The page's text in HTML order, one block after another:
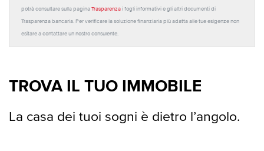
potrà consultare sulla pagina Trasparenza i fogli informativi e gli altri documenti di
Trasparenza bancaria. Per verificare la soluzione finanziaria più adatta alle tue esigenze non
esitare a contattare un nostro consulente.
TROVA IL TUO IMMOBILE
La casa dei tuoi sogni è dietro l’angolo.